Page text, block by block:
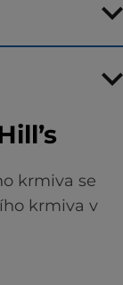
krmiva se
krmiva v